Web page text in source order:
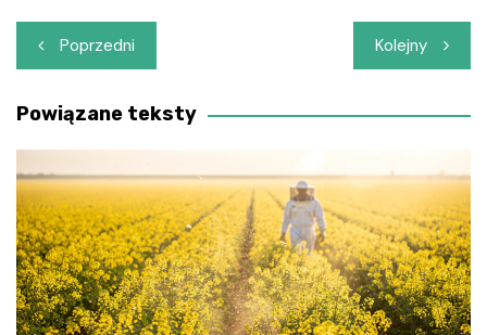
Nawigacja
wpisu
Poprzedni Kolejny
Powiązane teksty